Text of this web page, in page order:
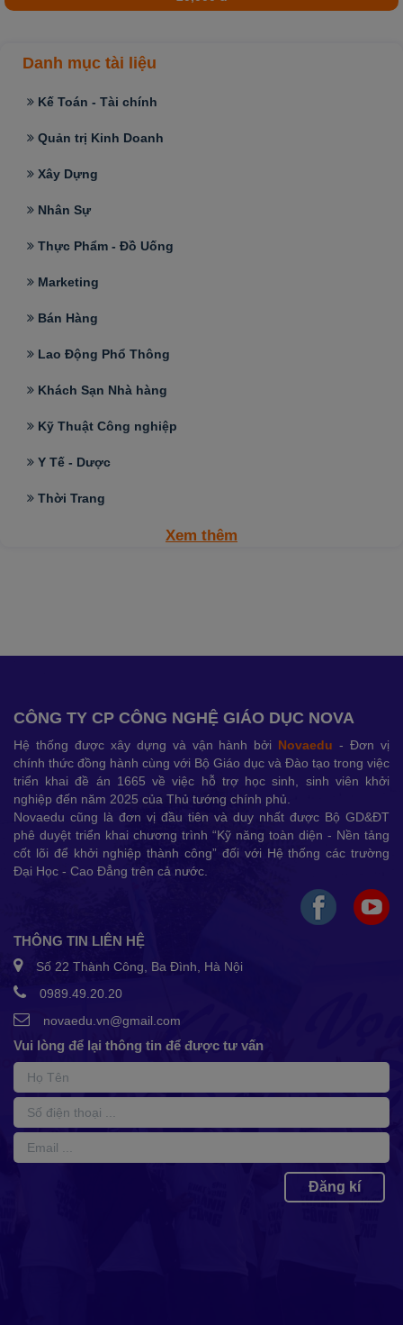
Danh mục tài liệu
Kế Toán - Tài chính
Quản trị Kinh Doanh
Xây Dựng
Nhân Sự
Thực Phẩm - Đồ Uống
Marketing
Bán Hàng
Lao Động Phổ Thông
Khách Sạn Nhà hàng
Kỹ Thuật Công nghiệp
Y Tế - Dược
Thời Trang
Xem thêm
CÔNG TY CP CÔNG NGHỆ GIÁO DỤC NOVA
Hệ thống được xây dựng và vận hành bởi Novaedu - Đơn vị
chính thức đồng hành cùng với Bộ Giáo dục và Đào tạo trong việc
triển khai đề án 1665 về việc hỗ trợ học sinh, sinh viên khởi
nghiệp đến năm 2025 của Thủ tướng chính phủ.
Novaedu cũng là đơn vị đầu tiên và duy nhất được Bộ GD&ĐT
phê duyệt triển khai chương trình “Kỹ năng toàn diện - Nền tảng
cốt lõi để khởi nghiệp thành công” đối với Hệ thống các trường
Đại Học - Cao Đẳng trên cả nước.
THÔNG TIN LIÊN HỆ
Số 22 Thành Công, Ba Đình, Hà Nội
0989.49.20.20
novaedu.vn@gmail.com
Vui lòng để lại thông tin để được tư vấn
Đăng kí